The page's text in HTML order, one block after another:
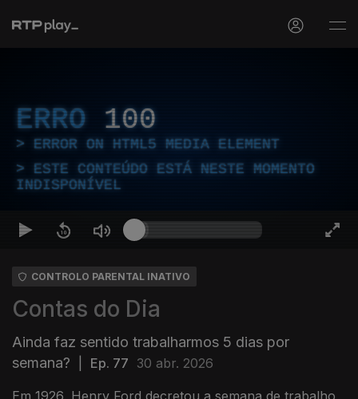
ERRO 100
ERROR ON HTML5 MEDIA ELEMENT
ESTE CONTEÚDO ESTÁ NESTE MOMENTO
INDISPONÍVEL
CONTROLO PARENTAL INATIVO
Contas do Dia
Ainda faz sentido trabalharmos 5 dias por
semana?
Ep. 77 30 abr. 2026
Em 1926, Henry Ford decretou a semana de trabalho